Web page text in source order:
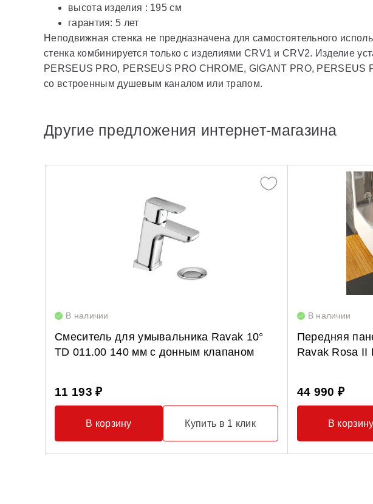
высота изделия : 195 см
гарантия: 5 лет
Неподвижная стенка не предназначена для самостоятельного
стенка комбинируется только с изделиями CRV1 и CRV2. Изделие
PERSEUS PRO, PERSEUS PRO CHROME, GIGANT PRO, PERSEUS
со встроенным душевым каналом или трапом.
Другие предложения интернет-магазина
В наличии
Смеситель для умывальника Ravak 10°
TD 011.00 140 мм с донным клапаном
11 193 ₽
В корзину Купить в 1 клик
В наличии
Передняя
Ravak Rosa II
44 990 ₽
В корзину